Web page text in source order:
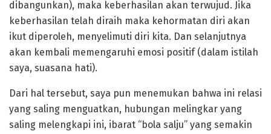
dibangunkan), maka keberhasilan akan terwujud. Jika
keberhasilan telah diraih maka kehormatan diri akan
ikut diperoleh, menyelimuti diri kita. Dan selanjutnya
akan kembali memengaruhi emosi positif (dalam istilah
saya, suasana hati).
Dari hal tersebut, saya pun menemukan bahwa ini relasi
yang saling menguatkan, hubungan melingkar yang
saling melengkapi ini, ibarat “bola salju” yang semakin